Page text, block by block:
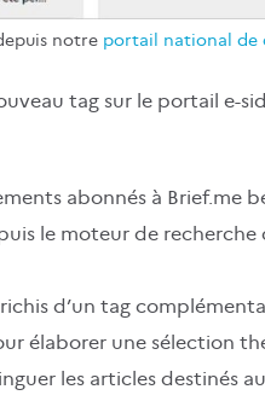
notre portail national de
tag sur le portail e-
abonnés à Brief.me
le moteur de recherche
d’un tag
élaborer une sélection
les articles destinés